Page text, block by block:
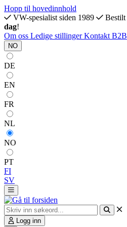
Hopp til hovedinnhold
VW-spesialist siden 1989
Bestilt
dag!
Om oss Ledige stillingerKontakt B2B
NO
DE
EN
FR
NL
NO
PT
FI
SV
Logg inn